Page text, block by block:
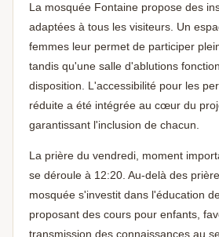
La mosquée Fontaine propose des
adaptées à tous les visiteurs. Un
femmes leur permet de participer
tandis qu'une salle d'ablutions
disposition. L'accessibilité pour les
réduite a été intégrée au cœur du
garantissant l'inclusion de chacun.
La prière du vendredi, moment
se déroule à 12:20. Au-delà des
mosquée s'investit dans l'éducation
proposant des cours pour enfants,
transmission des connaissances au